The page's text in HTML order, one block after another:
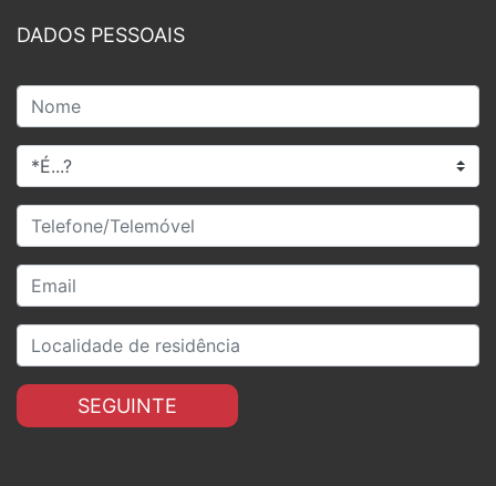
DADOS PESSOAIS
SEGUINTE